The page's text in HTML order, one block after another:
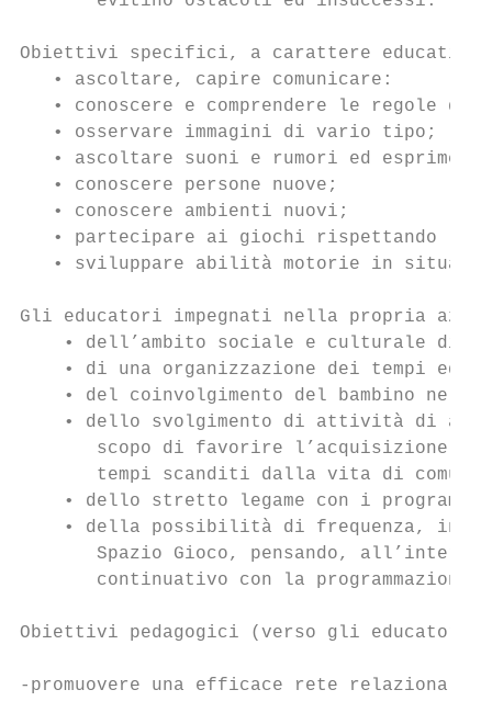
Obiettivi specifici, a carattere
   • ascoltare, capire comunicare:
• conoscere e comprendere le regole del
   • osservare immagini di vario tipo;
• ascoltare suoni e rumori ed
   • conoscere persone nuove;
   • conoscere ambienti nuovi;
• partecipare ai giochi rispettando le
• sviluppare abilità motorie in
Gli educatori impegnati nella propria
• dell’ambito sociale e culturale di
• di una organizzazione dei tempi
• del coinvolgimento del bambino
• dello svolgimento di attività di
scopo di favorire l’acquisizione
tempi scanditi dalla vita di
• dello stretto legame con i programmi
• della possibilità di frequenza, in
Spazio Gioco, pensando,
continuativo con la programmazione
Obiettivi pedagogici (verso gli educatori)
-promuovere una efficace rete